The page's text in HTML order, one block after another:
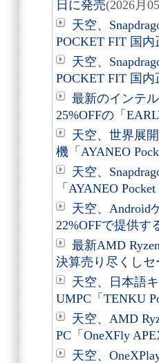
日に発売(2026月
天空、
POCKET FIT 国
天空、
POCKET FIT 国
最新のインテ
25%OFFの「
天空、世界展
機「AYANEO
天空、
「AYANEO
天空、Android
22%OFFで提供す
最新AMD
決算売り尽くし
天空、日本語
UMPC「TENKU
天空、AMD
PC「OneXFly
天空、